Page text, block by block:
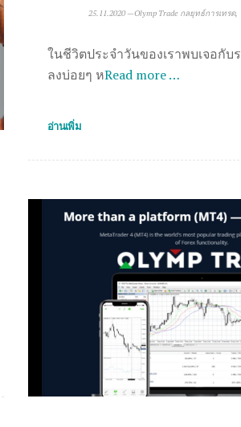
25.11.2020—Olymp Trade กลยุทธ์การเทรด
ในชีวิตประจำวันของเราพบเจอกั
ลงบ่อยๆ หRead more …
อ่านเพิ่ม